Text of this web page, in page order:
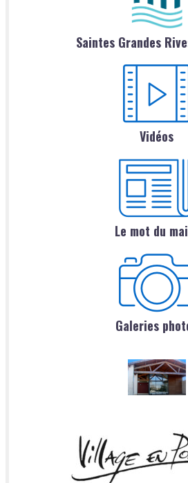
Saintes Grandes
Vidéos
Le mot du
Galeries